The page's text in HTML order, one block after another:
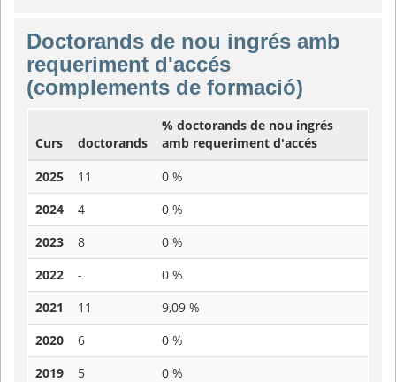
Doctorands de nou ingrés amb
requeriment d'accés
(complements de formació)
Curs doctorands
% doctorands de nou ingrés
amb requeriment d'accés
2025
11
0 %
2024
4
0 %
2023
8
0 %
2022
-
0 %
2021
11
9,09 %
2020
6
0 %
2019
5
0 %